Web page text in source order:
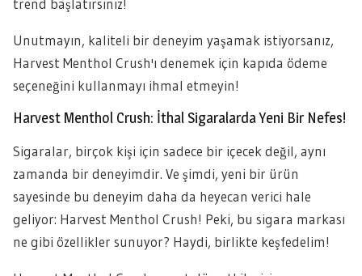
trend başlatırsınız!
Unutmayın, kaliteli bir deneyim yaşamak istiyorsanız,
Harvest Menthol Crush'ı denemek için kapıda ödeme
seçeneğini kullanmayı ihmal etmeyin!
Harvest Menthol Crush: İthal Sigaralarda Yeni Bir Nefes!
Sigaralar, birçok kişi için sadece bir içecek değil, aynı
zamanda bir deneyimdir. Ve şimdi, yeni bir ürün
sayesinde bu deneyim daha da heyecan verici hale
geliyor: Harvest Menthol Crush! Peki, bu sigara markası
ne gibi özellikler sunuyor? Haydi, birlikte keşfedelim!